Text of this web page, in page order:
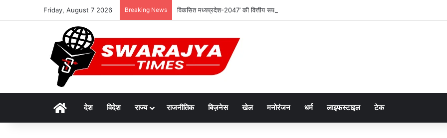
Friday, August 7 2026 Breaking News विकसित मध्यप्रदेश-2047’ की वित्तीय रूपरेखा तैयार
Homeदेश विदेश राज्य राजनीतिक बिज़नेस खेल मनोरंजन धर्म लाइफस्टाइल टेक